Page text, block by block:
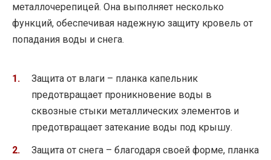
металлочерепицей. Она выполняет несколько
функций, обеспечивая надежную защиту кровель от
попадания воды и снега.
Защита от влаги – планка капельник
предотвращает проникновение воды в
сквозные стыки металлических элементов и
предотвращает затекание воды под крышу.
Защита от снега – благодаря своей форме, планка